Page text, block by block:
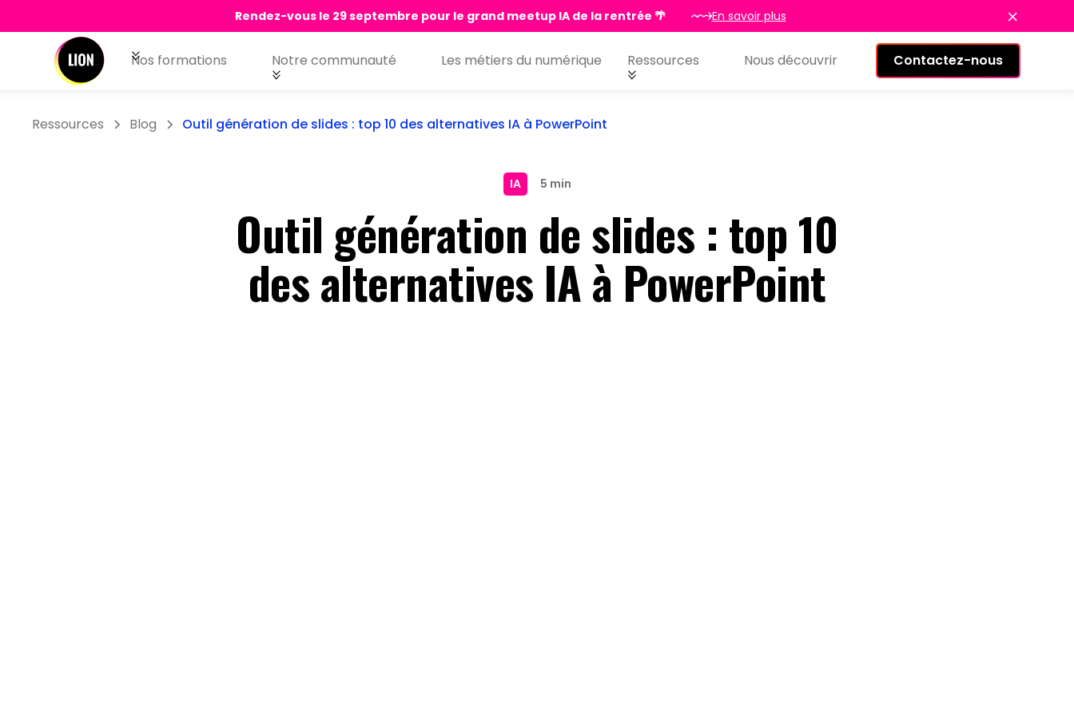
Rendez-vous le 29 septembre pour le grand meetup IA de la rentrée 🌴 En savoir plus
Nos formations Notre communauté Les métiers du numérique Ressources Nous découvrir Contactez-nous
Ressources Blog Outil génération de slides : top 10 des alternatives IA à PowerPoint
IA 5 min
Outil génération de slides : top 10
des alternatives IA à PowerPoint